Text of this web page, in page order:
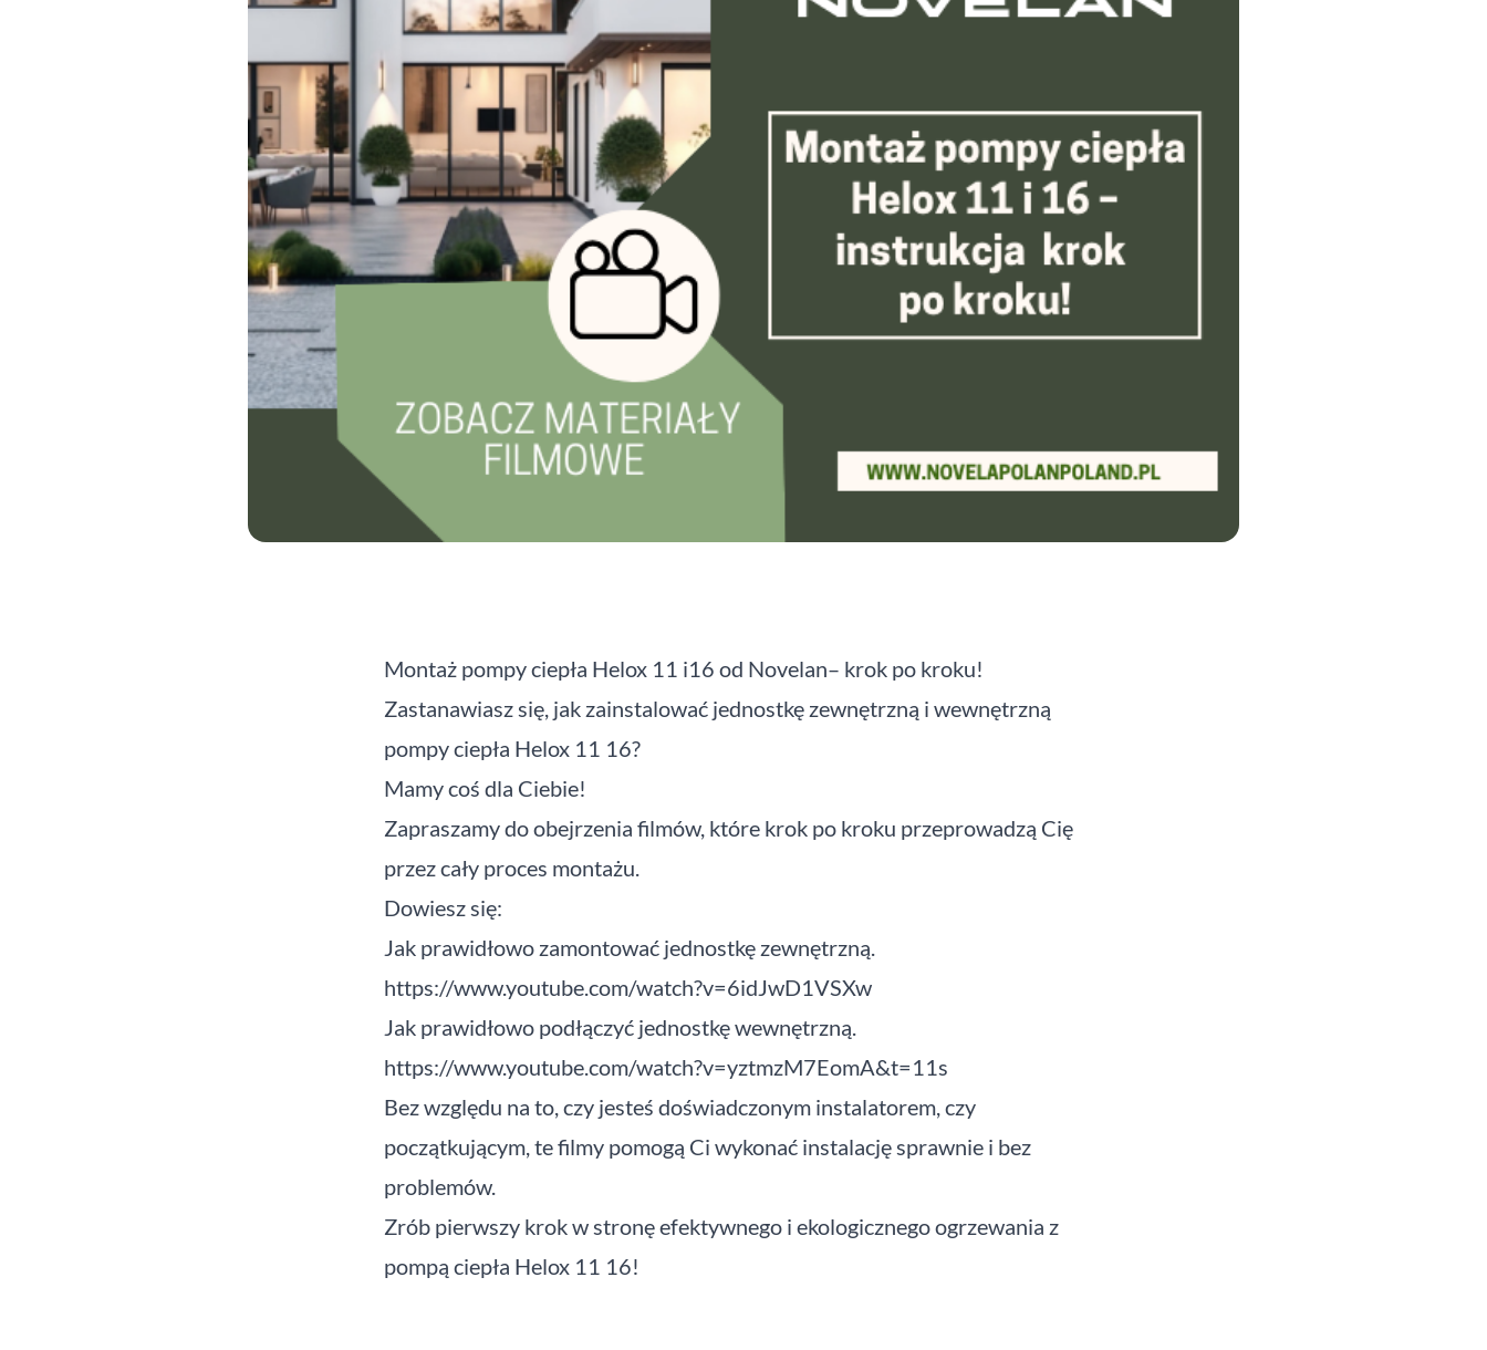
Montaż pompy ciepła Helox 11 i16 od Novelan– krok po kroku!
Zastanawiasz się, jak zainstalować jednostkę zewnętrzną i wewnętrzną
pompy ciepła Helox 11 16?
Mamy coś dla Ciebie!
Zapraszamy do obejrzenia filmów, które krok po kroku przeprowadzą Cię
przez cały proces montażu.
Dowiesz się:
Jak prawidłowo zamontować jednostkę zewnętrzną.
https://www.youtube.com/watch?v=6idJwD1VSXw
Jak prawidłowo podłączyć jednostkę wewnętrzną.
https://www.youtube.com/watch?v=yztmzM7EomA&t=11s
Bez względu na to, czy jesteś doświadczonym instalatorem, czy
początkującym, te filmy pomogą Ci wykonać instalację sprawnie i bez
problemów.
Zrób pierwszy krok w stronę efektywnego i ekologicznego ogrzewania z
pompą ciepła Helox 11 16!